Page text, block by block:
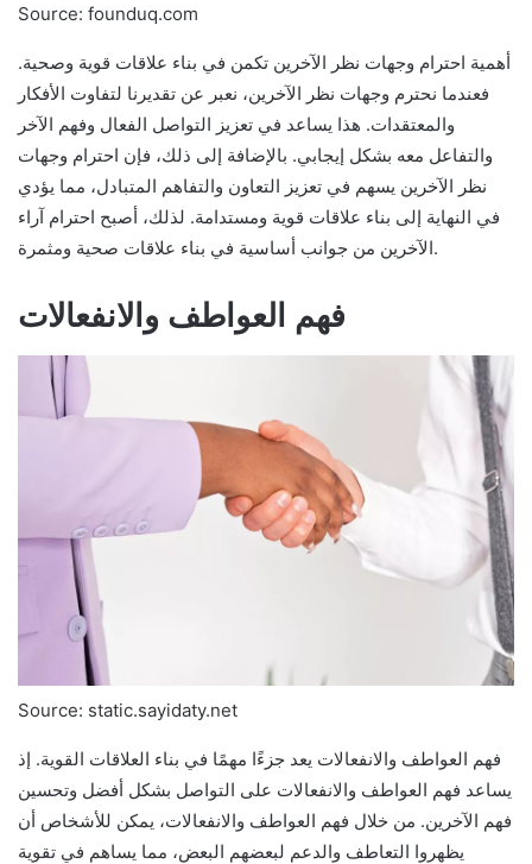
Source: founduq.com
أهمية احترام وجهات نظر الآخرين تكمن في بناء علاقات قوية وصحية.
فعندما نحترم وجهات نظر الآخرين، نعبر عن تقديرنا لتفاوت الأفكار
والمعتقدات. هذا يساعد في تعزيز التواصل الفعال وفهم الآخر
والتفاعل معه بشكل إيجابي. بالإضافة إلى ذلك، فإن احترام وجهات
نظر الآخرين يسهم في تعزيز التعاون والتفاهم المتبادل، مما يؤدي
في النهاية إلى بناء علاقات قوية ومستدامة. لذلك، أصبح احترام آراء
الآخرين من جوانب أساسية في بناء علاقات صحية ومثمرة.
فهم العواطف والانفعالات
Source: static.sayidaty.net
فهم العواطف والانفعالات يعد جزءًا مهمًا في بناء العلاقات القوية. إذ
يساعد فهم العواطف والانفعالات على التواصل بشكل أفضل وتحسين
فهم الآخرين. من خلال فهم العواطف والانفعالات، يمكن للأشخاص أن
يظهروا التعاطف والدعم لبعضهم البعض، مما يساهم في تقوية